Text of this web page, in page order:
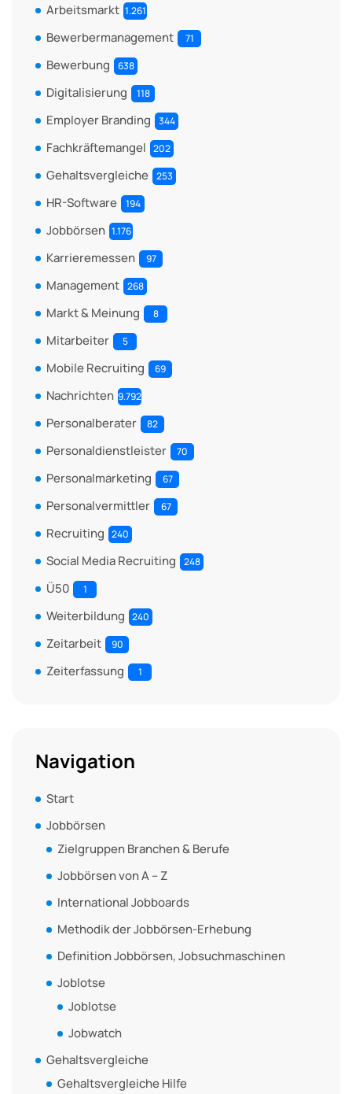
Arbeitsmarkt 1.261
Bewerbermanagement 71
Bewerbung 638
Digitalisierung 118
Employer Branding 344
Fachkräftemangel 202
Gehaltsvergleiche 253
HR-Software 194
Jobbörsen 1.176
Karrieremessen 97
Management 268
Markt & Meinung 8
Mitarbeiter 5
Mobile Recruiting 69
Nachrichten 9.792
Personalberater 82
Personaldienstleister 70
Personalmarketing 67
Personalvermittler 67
Recruiting 240
Social Media Recruiting 248
Ü50 1
Weiterbildung 240
Zeitarbeit 90
Zeiterfassung 1
Navigation
Start
Jobbörsen
Zielgruppen Branchen & Berufe
Jobbörsen von A – Z
International Jobboards
Methodik der Jobbörsen-Erhebung
Definition Jobbörsen, Jobsuchmaschinen
Joblotse
Joblotse
Jobwatch
Gehaltsvergleiche
Gehaltsvergleiche Hilfe